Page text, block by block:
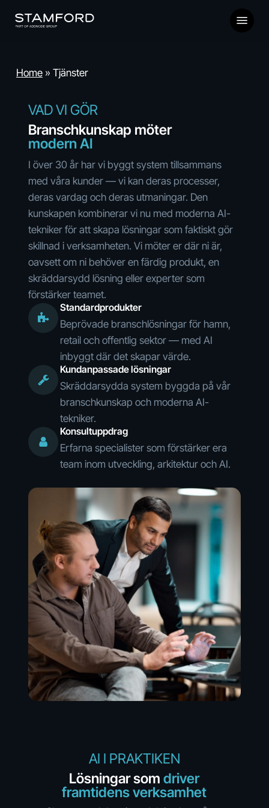
Home» Tjänster
VAD VI GÖR
Branschkunskap möter
modern AI
I över 30 år har vi byggt system tillsammans
med våra kunder — vi kan deras processer,
deras vardag och deras utmaningar. Den
kunskapen kombinerar vi nu med moderna AI-
tekniker för att skapa lösningar som faktiskt gör
skillnad i verksamheten. Vi möter er där ni är,
oavsett om ni behöver en färdig produkt, en
skräddarsydd lösning eller experter som
förstärker teamet.
Standardprodukter
Beprövade branschlösningar för hamn,
retail och offentlig sektor — med AI
inbyggt där det skapar värde.
Kundanpassade lösningar
Skräddarsydda system byggda på vår
branschkunskap och moderna AI-
tekniker.
Konsultuppdrag
Erfarna specialister som förstärker era
team inom utveckling, arkitektur och AI.
AI I PRAKTIKEN
Lösningar som driver
framtidensverksamhet